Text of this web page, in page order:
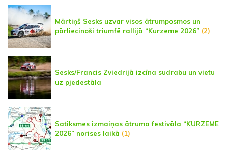
Mārtiņš Sesks uzvar visos ātrumposmos un
pārliecinoši triumfē rallijā “Kurzeme 2026” (2)
Sesks/Francis Zviedrijā izcīna sudrabu un vietu
uz pjedestāla
Satiksmes izmaiņas ātruma festivāla “KURZEME
2026” norises laikā (1)